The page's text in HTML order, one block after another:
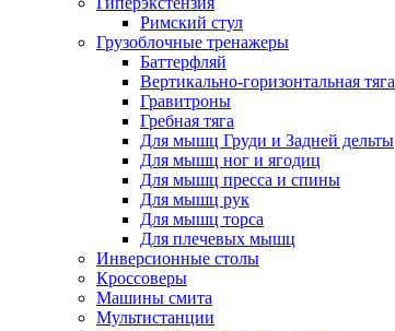
Римский стул
Грузоблочные тренажеры
Баттерфляй
Вертикально-горизонтальная тяга
Гравитроны
Гребная тяга
Для мышц Груди и Задней дельты
Для мышц ног и ягодиц
Для мышц пресса и спины
Для мышц рук
Для мышц торса
Для плечевых мышц
Инверсионные столы
Кроссоверы
Машины смита
Мультистанции